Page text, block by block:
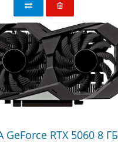
GeForce RTX 5060 8 ГБ